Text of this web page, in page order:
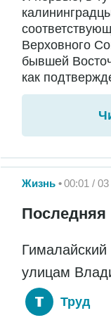
Верховного
бывшей
как
Жизнь 00:01 /
Последняя
улицам
Труд